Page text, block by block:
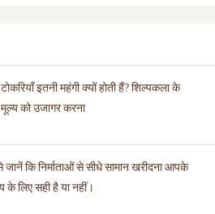
इतनी महंगी क्यों होती हैं? शिल्पकला के
को उजागर करना
कि निर्माताओं से सीधे सामान खरीदना आपके
के लिए सही है या नहीं।